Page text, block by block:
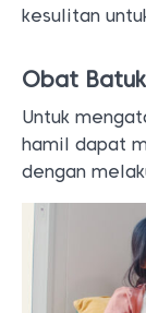
kesulitan
Obat
Untuk
hamil dapat
dengan